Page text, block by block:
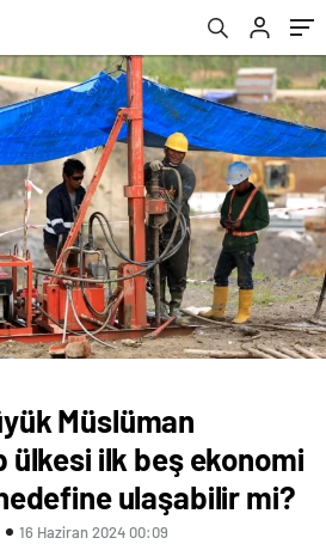
Müslüman
ülkesi ilk beş ekonomi
ulaşabilir mi?
16 Haziran 2024 00:09
Şikayet Etti